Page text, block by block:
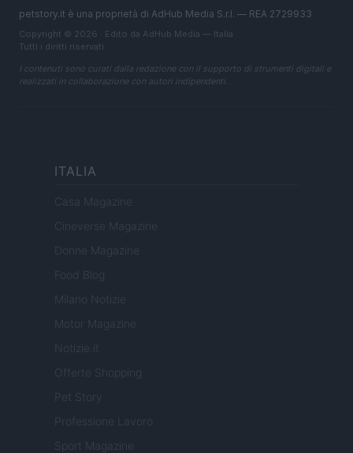
petstory.it è una proprietà di AdHub Media S.r.l. — REA 2729933
Copyright © 2026 · Edito da AdHub Media — Italia
Tutti i diritti riservati
I contenuti sono curati dalla redazione con il supporto di strumenti digitali e
realizzati in collaborazione con autori indipendenti.
ITALIA
Casa Magazine
Cineverse Magazine
Donne Magazine
Food Blog
Milano Notizie
Motor Magazine
Notizie.it
Offerte Shopping
Professione Lavoro
Sport Magazine